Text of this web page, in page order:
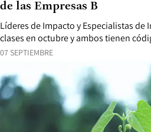
07 SEPTIEMBRE
Líderes de Impacto y Especialistas de
clases en octubre y ambos tienen
de las Empresas B